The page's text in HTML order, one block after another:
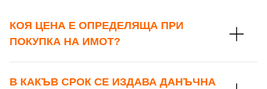
КОЯ ЦЕНА Е ОПРЕДЕЛЯЩА ПРИ
ПОКУПКА НА ИМОТ?
В КАКЪВ СРОК СЕ ИЗДАВА ДАНЪЧНА